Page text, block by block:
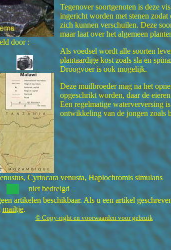
Tegenover soortgenoten is deze
ingericht worden met stenen
zich kunnen verschuilen. Deze
maar laat over het algemeen
Als voedsel wordt alle soorten
plantaardige kost zoals sla en
Droogvoer is ook mogelijk.
Deze muilbroeder mag na het
opgeschrikt worden, daar de
Een regelmatige waterverversing
ontwikkeling van de jongen zoals
door :
Cyrtocara venusta, Haplochromis simulans
niet bedreigd
artikelen beschikbaar. Als u een artikel
mailtje.
© Copy-right en voorwaarden voor gebruik